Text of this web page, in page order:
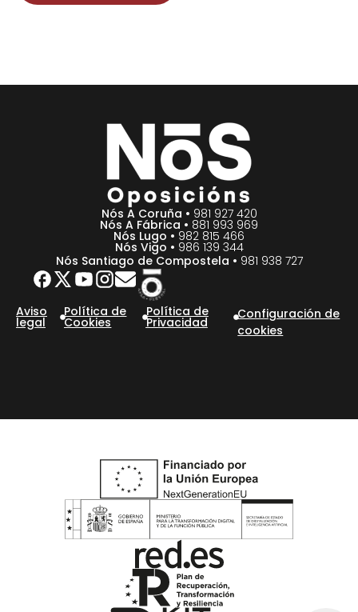
Nós A Coruña • 981 927 420
Nós A Fábrica • 881 993 969
Nós Lugo • 982 815 466
Nós Vigo • 986 139 344
Nós Santiago de Compostela • 981 938 727
Aviso
legal
Política de
Cookies
Política de
Privacidad
Configuración de
cookies